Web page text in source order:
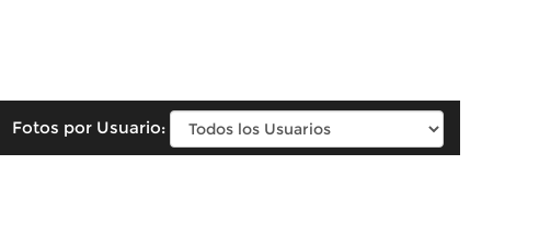
Fotos por Usuario: